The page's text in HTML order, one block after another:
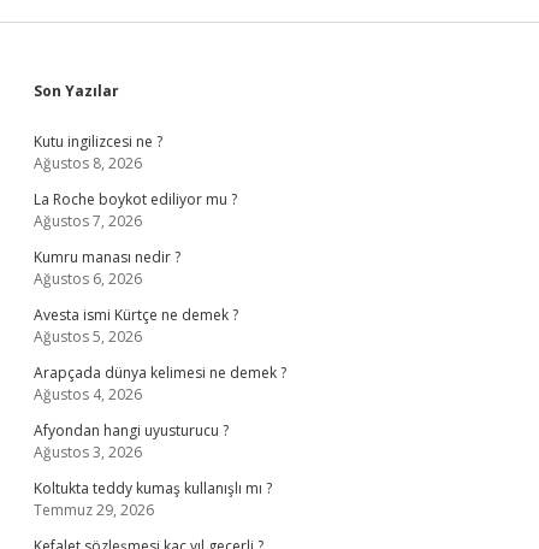
Sidebar
Son Yazılar
Kutu ingilizcesi ne ?
Ağustos 8, 2026
La Roche boykot ediliyor mu ?
Ağustos 7, 2026
Kumru manası nedir ?
Ağustos 6, 2026
Avesta ismi Kürtçe ne demek ?
Ağustos 5, 2026
Arapçada dünya kelimesi ne demek ?
Ağustos 4, 2026
Afyondan hangi uyusturucu ?
Ağustos 3, 2026
Koltukta teddy kumaş kullanışlı mı ?
Temmuz 29, 2026